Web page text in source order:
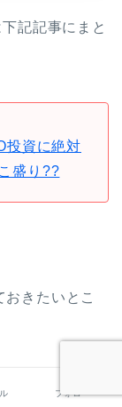
記記事にまと
投資に絶対
盛り??
きたいとこ
券
フォロー